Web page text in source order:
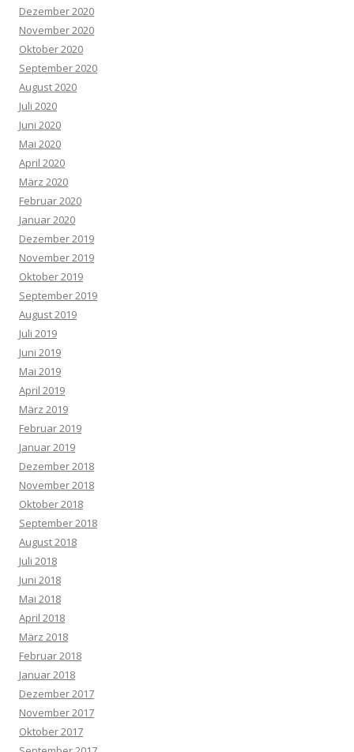
Dezember 2020
November 2020
Oktober 2020
September 2020
August 2020
Juli 2020
Juni 2020
Mai 2020
April 2020
März 2020
Februar 2020
Januar 2020
Dezember 2019
November 2019
Oktober 2019
September 2019
August 2019
Juli 2019
Juni 2019
Mai 2019
April 2019
März 2019
Februar 2019
Januar 2019
Dezember 2018
November 2018
Oktober 2018
September 2018
August 2018
Juli 2018
Juni 2018
Mai 2018
April 2018
März 2018
Februar 2018
Januar 2018
Dezember 2017
November 2017
Oktober 2017